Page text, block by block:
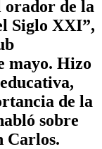
orador de la
Siglo XXI”,
mayo. Hizo
de la
sobre
Carlos.